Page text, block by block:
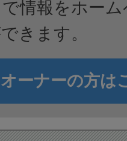
情報をホー
きます。
ーナーの方は